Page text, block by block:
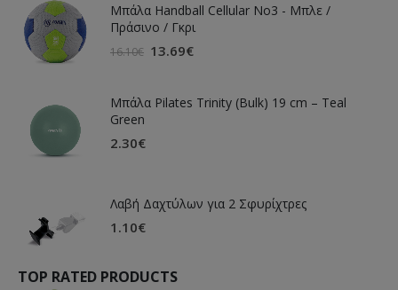
Μπάλα Handball Cellular Νο3 - Μπλε /
Πράσινο / Γκρι
16.10€ 13.69€
Μπάλα Pilates Trinity (Bulk) 19 cm – Teal
Green
2.30€
Λαβή Δαχτύλων για 2 Σφυρίχτρες
1.10€
TOP RATED PRODUCTS